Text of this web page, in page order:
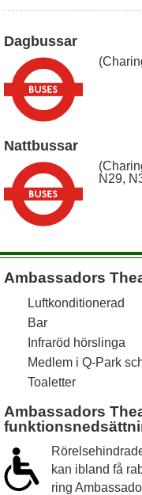
Ambassadors
Luftkonditionerad
Bar
Infraröd hörslinga
Medlem i Q-Park
Toaletter
Ambassadors
kan ibland få
ring
Dagbussar
Nattbussar
N29,